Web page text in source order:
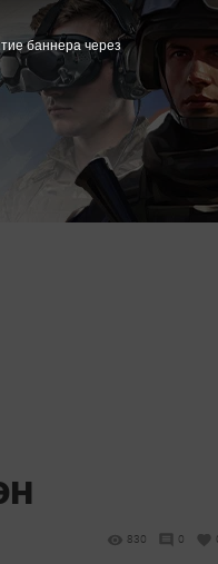
830 0
баннера через